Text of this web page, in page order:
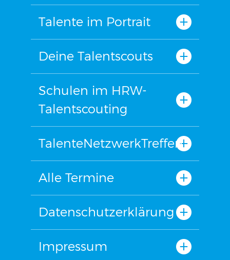
Talente im Portrait
Deine Talentscouts
Schulen im HRW-
Talentscouting
TalenteNetzwerkTreffen
Alle Termine
Datenschutzerklärung
Impressum